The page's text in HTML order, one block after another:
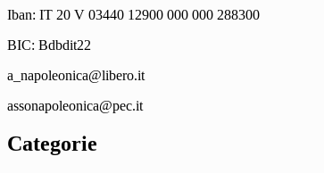
Iban: IT 20 V 03440 12900 000 000 288300
BIC: Bdbdit22
a_napoleonica@libero.it
assonapoleonica@pec.it
Categorie